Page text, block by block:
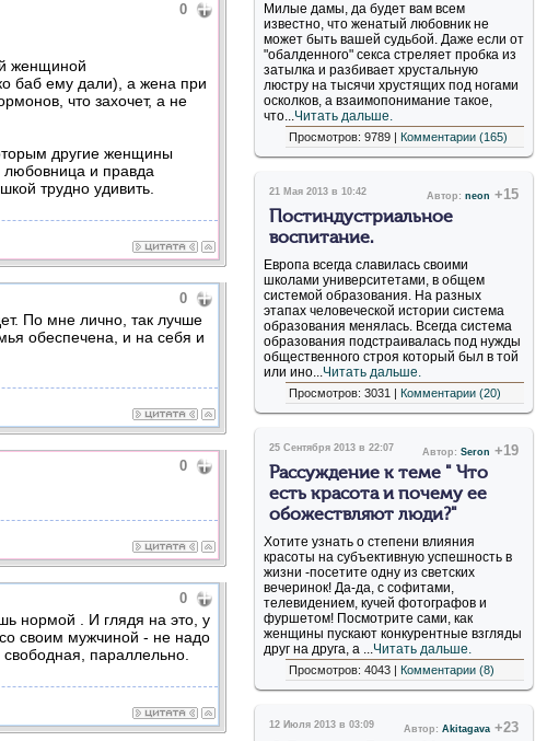
0
женщиной
баб ему дали), а жена при
что захочет, а не
другие женщины
любовница и правда
трудно удивить.
0
По мне лично, так лучше
обеспечена, и на себя и
0
0
нормой . И глядя на это, у
своим мужчиной - не надо
параллельно.
Милые дамы, да будет вам всем
известно, что женатый любовник не
может быть вашей судьбой. Даже если от
"обалденного" секса стреляет пробка из
затылка и разбивает хрустальную
люстру на тысячи хрустящих под ногами
осколков, а взаимопонимание такое,
что...Читать дальше.
Просмотров: 9789 | Комментарии (165)
21 Мая 2013 в 10:42 Автор: neon +15
Постиндустриальное
воспитание.
Европа всегда славилась своими
школами университетами, в общем
системой образования. На разных
этапах человеческой истории система
образования менялась. Всегда система
образования подстраивалась под нужды
общественного строя который был в той
или ино...Читать дальше.
Просмотров: 3031 | Комментарии (20)
25 Сентября 2013 в 22:07 Автор: Seron +19
Рассуждение к теме " Что
есть красота и почему ее
обожествляют люди?"
Хотите узнать о степени влияния
красоты на субъективную успешность в
жизни -посетите одну из светских
вечеринок! Да-да, с софитами,
телевидением, кучей фотографов и
фуршетом! Посмотрите сами, как
женщины пускают конкурентные взгляды
друг на друга, а ...Читать дальше.
Просмотров: 4043 | Комментарии (8)
12 Июля 2013 в 03:09 Автор: Akitagava+23